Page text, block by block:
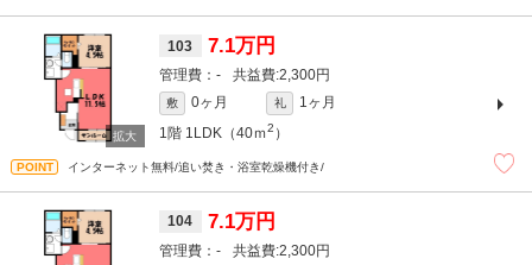
103 7.1万円
- 2,300円
敷 0ヶ月 礼
1ヶ月
1階 1LDK（40ｍ2 ）
インターネット無料/追い焚き・浴室乾燥機付き/
104 7.1万円
- 2,300円